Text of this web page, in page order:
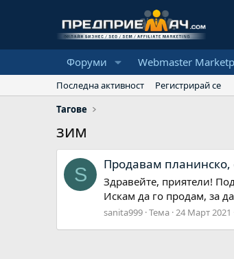
Форуми Webmaster
Последна активност
Регистрирай се
Тагове
зим
S Продавам планинско,
Здравейте, приятели!
Искам да го продам, за
sanita999 Тема 24 Март 2021